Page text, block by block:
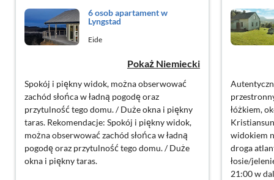
6 osob apartament w
Lyngstad
Eide
Pokaż Niemiecki
Spokój i piękny widok, można obserwować
zachód słońca w ładną pogodę oraz
przytulność tego domu. / Duże okna i piękny
taras. Rekomendacje: Spokój i piękny widok,
można obserwować zachód słońca w ładną
pogodę oraz przytulność tego domu. / Duże
okna i piękny taras.
łóżkiem,
widokiem
droga
łosie/
21:00 w